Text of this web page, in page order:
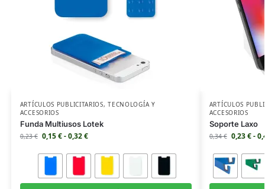
ARTÍCULOS PUBLICITARIOS,TECNOLOGÍA Y
ACCESORIOS
Funda Multiusos Lotek
0,23€ 0,15€-0,32€
ARTÍCULOS
ACCESORIOS
Soporte Laxo
0,34€ 0,23€-